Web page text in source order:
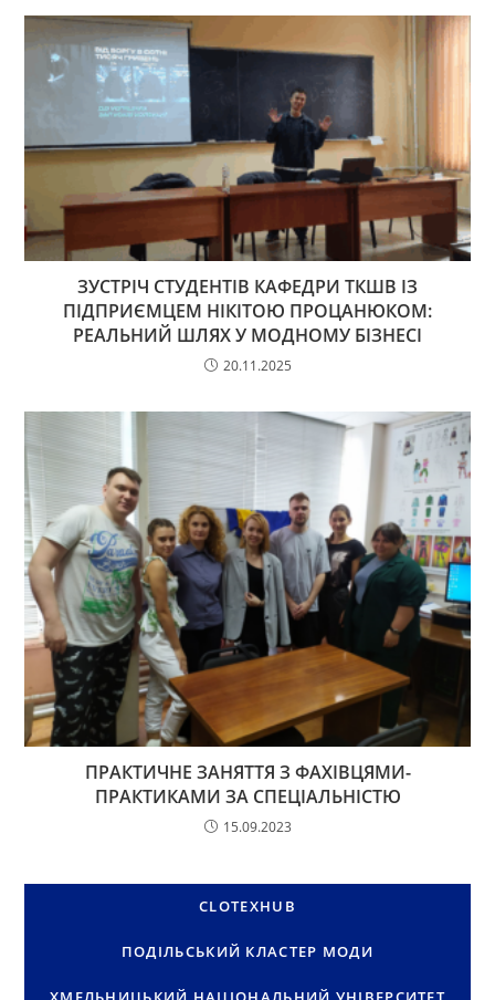
ЗУСТРІЧ СТУДЕНТІВ КАФЕДРИ ТКШВ ІЗ
ПІДПРИЄМЦЕМ НІКІТОЮ ПРОЦАНЮКОМ:
РЕАЛЬНИЙ ШЛЯХ У МОДНОМУ БІЗНЕСІ
20.11.2025
ПРАКТИЧНЕ ЗАНЯТТЯ З ФАХІВЦЯМИ-
ПРАКТИКАМИ ЗА СПЕЦІАЛЬНІСТЮ
15.09.2023
CLOTEXHUB
ПОДІЛЬСЬКИЙ КЛАСТЕР МОДИ